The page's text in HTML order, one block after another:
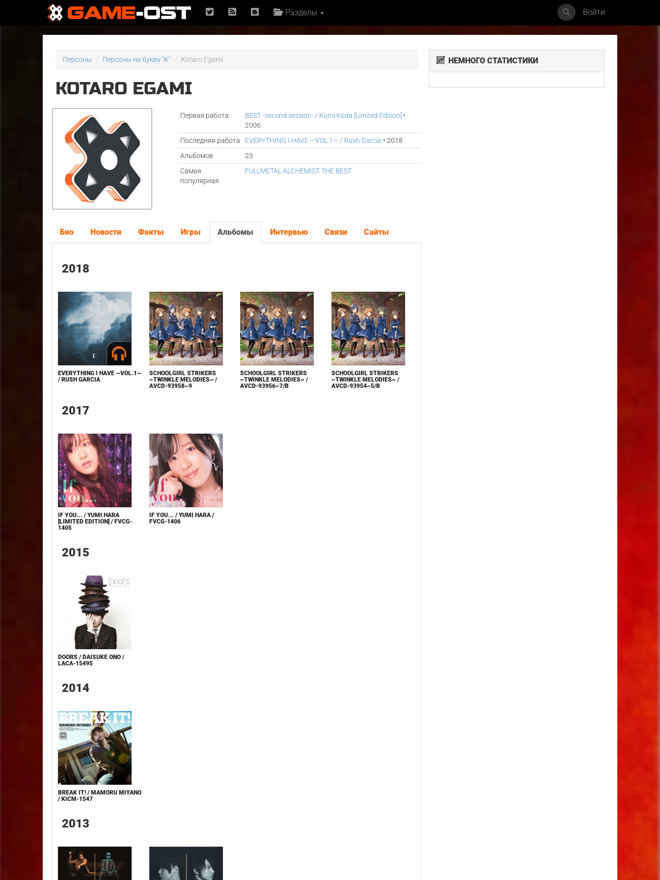
Разделы Войти
Персоны Персоны на букву "K" Kotaro Egami
KOTARO EGAMI
Первая работа BEST -second session- / Kumi Koda [Limited Edition] •
2006
Последняя работа
EVERYTHING I HAVE —VOL.1— / Rush Garcia • 2018
Альбомов
23
Самая
популярная
FULLMETAL ALCHEMIST THE BEST
Био Новости Факты Игры Альбомы Интервью Связи Сайты
2018
EVERYTHING I HAVE —VOL.1—
/ RUSH GARCIA
SCHOOLGIRL STRIKERS
~TWINKLE MELODIES~ /
AVCD-93958~9
SCHOOLGIRL STRIKERS
~TWINKLE MELODIES~ /
AVCD-93956~7/B
SCHOOLGIRL STRIKERS
~TWINKLE MELODIES~ /
AVCD-93954~5/B
2017
IF YOU... / YUMI HARA
[LIMITED EDITION] / FVCG-
1405
IF YOU... / YUMI HARA /
FVCG-1406
2015
DOORS / DAISUKE ONO /
LACA-15495
2014
BREAK IT! / MAMORU MIYANO
/ KICM-1547
2013
НЕМНОГО СТАТИСТИКИ